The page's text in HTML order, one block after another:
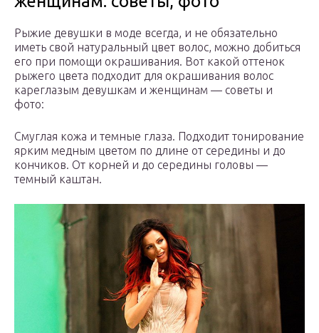
Рыжие девушки в моде всегда, и не обязательно
иметь свой натуральный цвет волос, можно добиться
его при помощи окрашивания. Вот какой оттенок
рыжего цвета подходит для окрашивания волос
кареглазым девушкам и женщинам — советы и
фото:
Смуглая кожа и темные глаза. Подходит тонирование
ярким медным цветом по длине от середины и до
кончиков. От корней и до середины головы —
темный каштан.